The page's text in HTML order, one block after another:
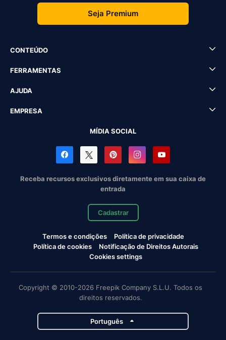
Seja Premium
CONTEÚDO
FERRAMENTAS
AJUDA
EMPRESA
MÍDIA SOCIAL
Receba recursos exclusivos diretamente em sua caixa de
entrada
Cadastrar
Termos e condições
Política de privacidade
Política de cookies
Notificação de Direitos Autorais
Cookies settings
Copyright © 2010-2026 Freepik Company S.L.U. Todos os
direitos reservados.
Português